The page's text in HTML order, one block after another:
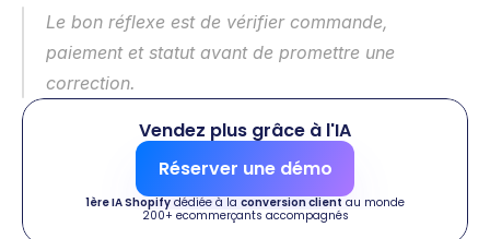
Le bon réflexe est de vérifier commande,
paiement et statut avant de promettre une
correction.
Vendez plus grâce à l'IA
Réserver une démo
1ère IA Shopify dédiée à la conversion client au monde
200+ ecommerçants accompagnés